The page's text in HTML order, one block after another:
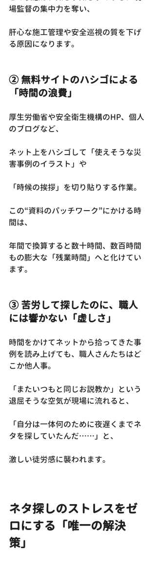
場監督の集中力を奪い、
肝心な施工管理や安全巡視の質を下げ
る原因になります。
② 無料サイトのハシゴによる
「時間の浪費」
厚生労働省や安全衛生機構のHP、個人
のブログなど、
ネット上をハシゴして「使えそうな災
害事例のイラスト」や
「時候の挨拶」を切り貼りする作業。
この“資料のパッチワーク”にかける時
間は、
年間で換算すると数十時間、数百時間
もの膨大な「残業時間」へと化けてい
ます。
③ 苦労して探したのに、職人
には響かない「虚しさ」
時間をかけてネットから拾ってきた事
例を読み上げても、職人さんたちはど
こか他人事。
「またいつもと同じお説教か」という
退屈そうな空気が現場に流れると、
「自分は一体何のために夜遅くまでネ
タを探していたんだ……」と、
激しい徒労感に襲われます。
ネタ探しのストレスをゼ
ロにする「唯一の解決
策」